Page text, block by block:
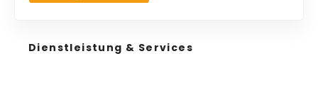
Dienstleistung & Services